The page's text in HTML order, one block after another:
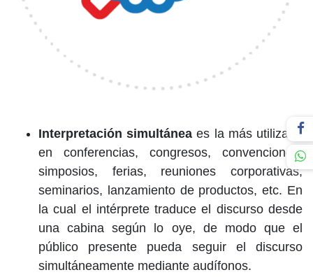
Interpretación simultánea es la más utilizada
en conferencias, congresos, convenciones,
simposios, ferias, reuniones corporativas,
seminarios, lanzamiento de productos, etc. En
la cual el intérprete traduce el discurso desde
una cabina según lo oye, de modo que el
público presente pueda seguir el discurso
simultáneamente mediante audífonos.